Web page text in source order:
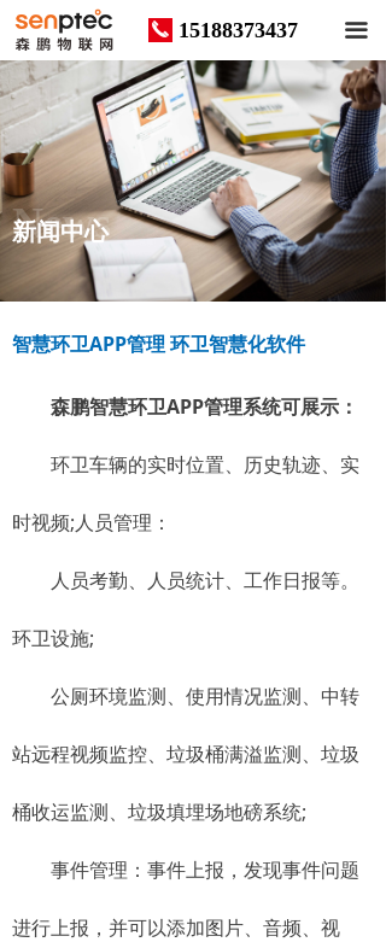
끀
끅 15188373437
智慧环卫APP管理 环卫智慧化软件
森鹏智慧环卫APP管理系统可展示：
环卫车辆的实时位置、历史轨迹、实
时视频;人员管理：
人员考勤、人员统计、工作日报等。
环卫设施;
公厕环境监测、使用情况监测、中转
站远程视频监控、垃圾桶满溢监测、垃圾
桶收运监测、垃圾填埋场地磅系统;
事件管理：事件上报，发现事件问题
进行上报，并可以添加图片、音频、视
News
新闻中心